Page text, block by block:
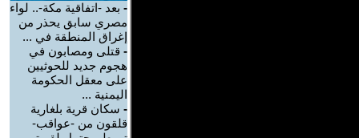
- بعد -اتفاقية مكة-.. لواء
مصري سابق يحذر من
إغراق المنطقة في ...
- قتلى ومصابون في
هجوم جديد للحوثيين
على معقل الحكومة
اليمنية ...
- سكان قرية بلغارية
قلقون من -عواقب-